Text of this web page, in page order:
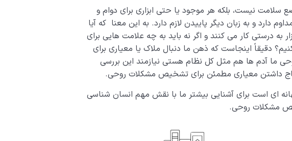
نیست، بلکه هر موجود یا حتی ابزاری برای دوام و
دارد و به زبان دیگر پاییدن لازم دارد. به این معنا که آیا
به درستی کار می کنند و اگر نه باید به چه علامت هایی برای
دقیقاً اینجاست که ذهن ما دنبال ملاک یا معیاری برای
ما آدم ها هم مثل کل نظام هستی نیازمند این بررسی
داشتن معیاری مطمئن برای تشخیص مشکلات روحی.
ای است برای آشنایی بیشتر ما با نقش مهم انسان شناسی
مشکلات روحی.